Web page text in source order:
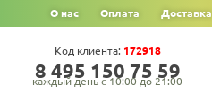
О нас Оплата Доставка
8‍ 4‍9‍5‍ 1‍5‍0‍ 7‍5‍ 5‍9‍
каждый день с 10:00 до 21:00
Код клиента: 172918